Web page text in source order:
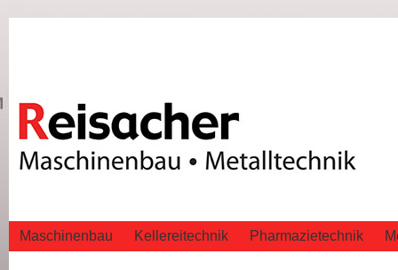
Maschinenbau Kellereitechnik Pharmazietechnik